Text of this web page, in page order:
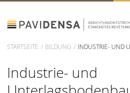
STARTSEITE BILDUNG INDUSTRIE- UND
Industrie- und